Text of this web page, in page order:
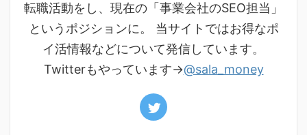
転職活動をし、現在の「事業会社のSEO担当」
というポジションに。 当サイトではお得なポ
イ活情報などについて発信しています。
Twitterもやっています→@sala_money